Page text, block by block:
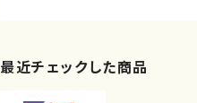
最近チェックした商品